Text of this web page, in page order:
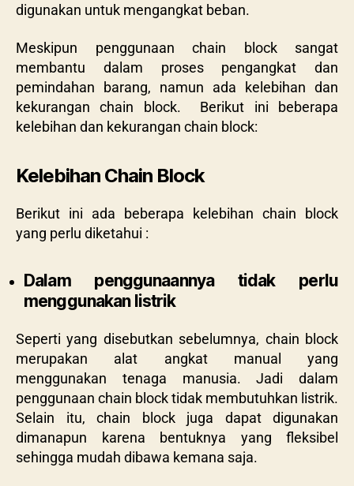
digunakan untuk mengangkat beban.
Meskipun penggunaan chain block sangat
membantu dalam proses pengangkat dan
pemindahan barang, namun ada kelebihan dan
kekurangan chain block. Berikut ini beberapa
kelebihan dan kekurangan chain block:
Kelebihan Chain Block
Berikut ini ada beberapa kelebihan chain block
yang perlu diketahui :
Dalam penggunaannya tidak perlu
menggunakan listrik
Seperti yang disebutkan sebelumnya, chain block
merupakan alat angkat manual yang
menggunakan tenaga manusia. Jadi dalam
penggunaan chain block tidak membutuhkan listrik.
Selain itu, chain block juga dapat digunakan
dimanapun karena bentuknya yang fleksibel
sehingga mudah dibawa kemana saja.